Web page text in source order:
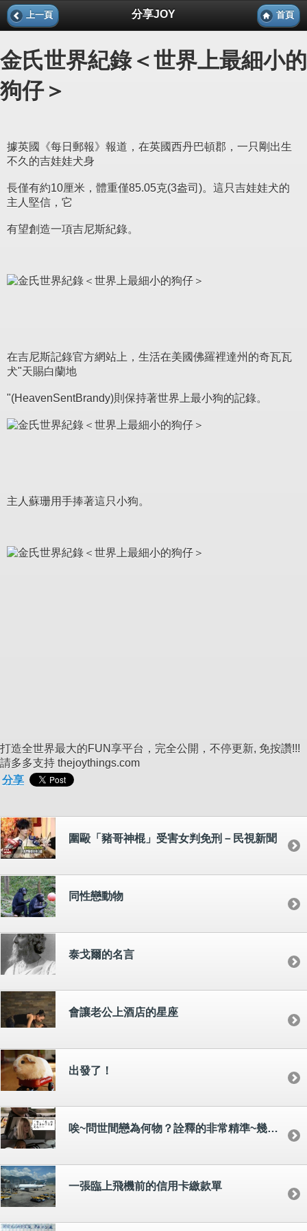
上一頁 分享JOY 首頁
金氏世界紀錄＜世界上最細小的
狗仔＞
據英國《每日郵報》報道，在英國西丹巴頓郡，一只剛出生
不久的吉娃娃犬身
長僅有約10厘米，體重僅85.05克(3盎司)。這只吉娃娃犬的
主人堅信，它
有望創造一項吉尼斯紀錄。
在吉尼斯記錄官方網站上，生活在美國佛羅裡達州的奇瓦瓦
犬"天賜白蘭地
"(HeavenSentBrandy)則保持著世界上最小狗的記錄。
主人蘇珊用手捧著這只小狗。
打造全世界最大的FUN享平台，完全公開，不停更新, 免按讚!!!
請多多支持 thejoythings.com
分享
圍毆「豬哥神棍」受害女判免刑－民視新聞
同性戀動物
泰戈爾的名言
會讓老公上酒店的星座
出發了！
唉~問世間戀為何物？詮釋的非常精準~幾霸昏!!
一張臨上飛機前的信用卡繳款單